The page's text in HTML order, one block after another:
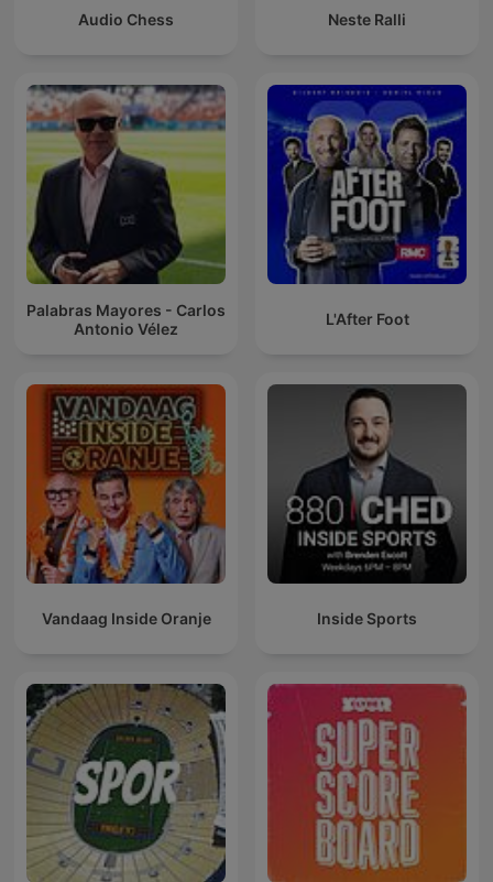
Audio Chess Neste Ralli
Palabras Mayores - Carlos
Antonio Vélez
L'After Foot
Vandaag Inside Oranje Inside Sports